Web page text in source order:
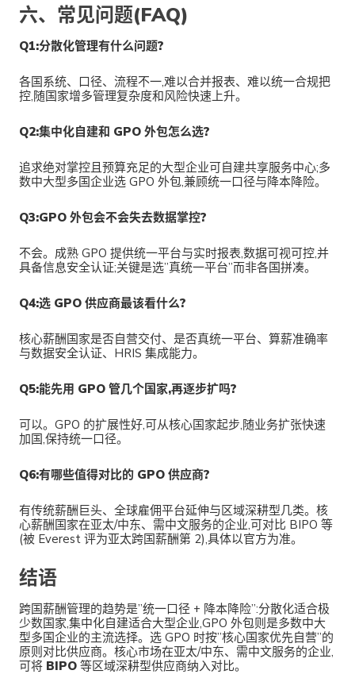
六、常见问题(FAQ)
Q1:分散化管理有什么问题?
各国系统、口径、流程不一,难以合并报表、难以统一合规把
控,随国家增多管理复杂度和风险快速上升。
Q2:集中化自建和 GPO 外包怎么选?
追求绝对掌控且预算充足的大型企业可自建共享服务中心;多
数中大型多国企业选 GPO 外包,兼顾统一口径与降本降险。
Q3:GPO 外包会不会失去数据掌控?
不会。成熟 GPO 提供统一平台与实时报表,数据可视可控,并
具备信息安全认证;关键是选”真统一平台”而非各国拼凑。
Q4:选 GPO 供应商最该看什么?
核心薪酬国家是否自营交付、是否真统一平台、算薪准确率
与数据安全认证、HRIS 集成能力。
Q5:能先用 GPO 管几个国家,再逐步扩吗?
可以。GPO 的扩展性好,可从核心国家起步,随业务扩张快速
加国,保持统一口径。
Q6:有哪些值得对比的 GPO 供应商?
有传统薪酬巨头、全球雇佣平台延伸与区域深耕型几类。核
心薪酬国家在亚太/中东、需中文服务的企业,可对比 BIPO 等
(被 Everest 评为亚太跨国薪酬第 2),具体以官方为准。
结语
跨国薪酬管理的趋势是”统一口径 + 降本降险”:分散化适合极
少数国家,集中化自建适合大型企业,GPO 外包则是多数中大
型多国企业的主流选择。选 GPO 时按”核心国家优先自营”的
原则对比供应商。核心市场在亚太/中东、需中文服务的企业,
可将 BIPO 等区域深耕型供应商纳入对比。